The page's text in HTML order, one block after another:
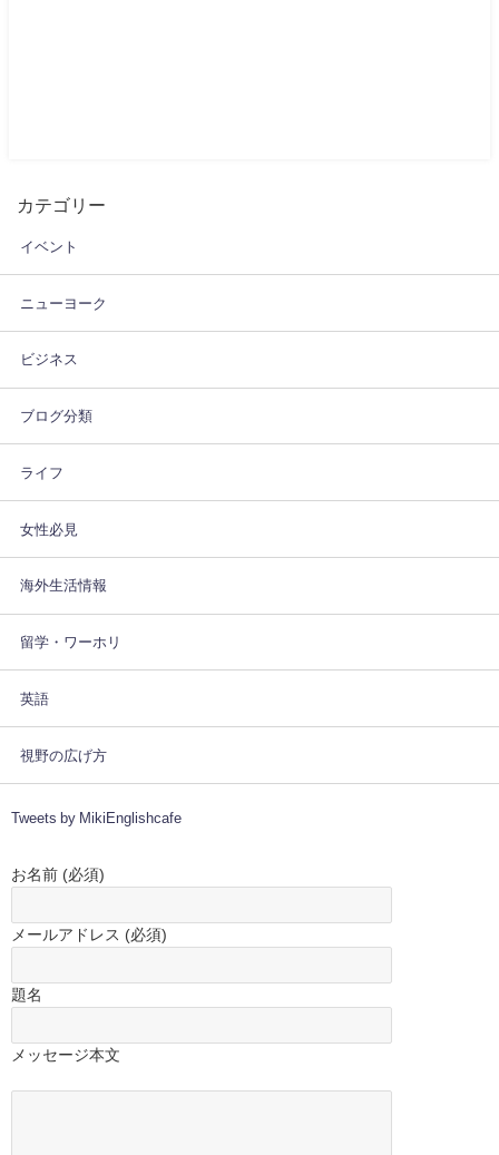
カテゴリー
イベント
ニューヨーク
ビジネス
ブログ分類
ライフ
女性必見
海外生活情報
留学・ワーホリ
英語
視野の広げ方
Tweets by MikiEnglishcafe
お名前 (必須)
メールアドレス (必須)
題名
メッセージ本文